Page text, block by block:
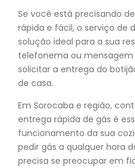
Se você está precisando
rápida e fácil, o serviço de
solução ideal para a sua
telefonema ou mensagem
solicitar a entrega do
de casa.
Em Sorocaba e região,
entrega rápida de gás é
funcionamento da sua
pedir gás a qualquer hora
precisa se preocupar em